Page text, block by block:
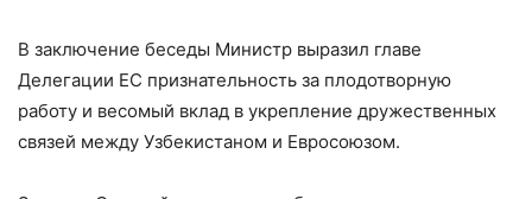
В заключение беседы Министр выразил главе
Делегации ЕС признательность за плодотворную
работу и весомый вклад в укрепление дружественных
связей между Узбекистаном и Евросоюзом.